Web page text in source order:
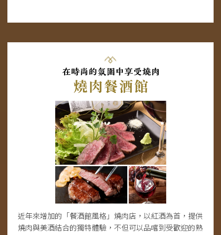
近年來增加的「餐酒館風格」燒肉店，以紅酒為首，提供
燒肉與美酒結合的獨特體驗，不但可以品嚐到受歡迎的熟